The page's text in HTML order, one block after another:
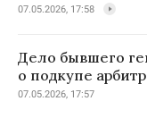
07.05.2026, 17:58
Дело бывшего
о подкупе
07.05.2026, 17:57